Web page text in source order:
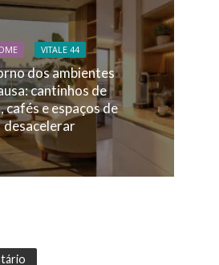
VITALE 44
dos ambientes
cantinhos de
cafés e espaços de
desacelerar